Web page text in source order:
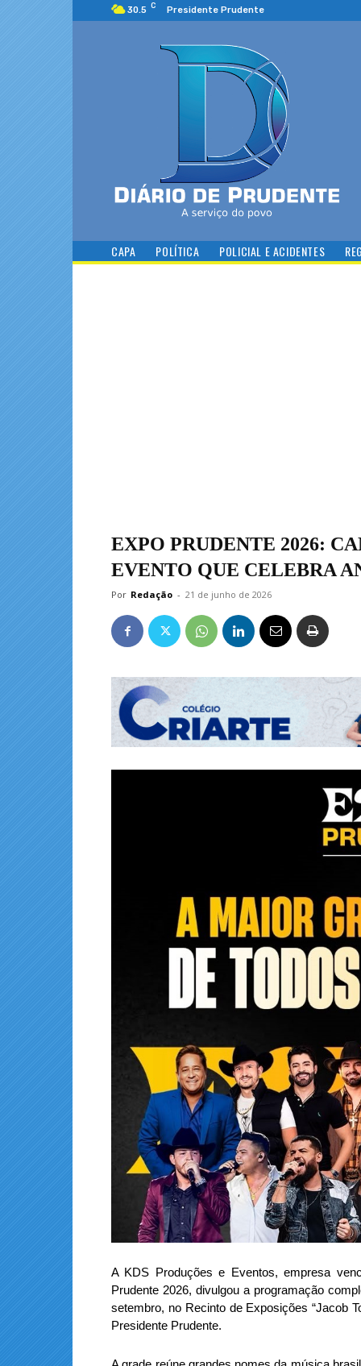
30.5 C Presidente Prudente
CAPA POLÍTICA POLICIAL E ACIDENTES
EXPO PRUDENTE 2026:
EVENTO QUE CELEBRA
Por Redação - 21 de junho de 2026
A KDS Produções e Eventos, empresa
Prudente 2026, divulgou a programação
setembro, no Recinto de Exposições “Jacob
Presidente Prudente.